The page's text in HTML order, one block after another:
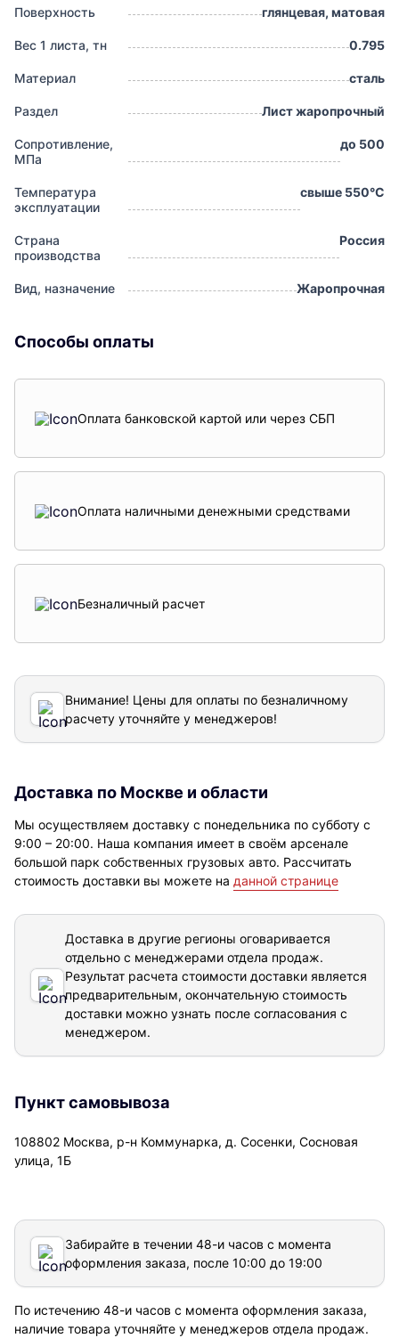
Поверхность глянцевая, матовая
Вес 1 листа, тн 0.795
Материал сталь
Раздел Лист жаропрочный
Сопротивление,
МПа
до 500
Температура
эксплуатации
свыше 550°С
Страна
производства
Россия
Вид, назначение Жаропрочная
Способы оплаты
Оплата банковской картой или через СБП
Оплата наличными денежными средствами
Безналичный расчет
Внимание! Цены для оплаты по безналичному
расчету уточняйте у менеджеров!
Доставка по Москве и области
Мы осуществляем доставку с понедельника по субботу с
9:00 – 20:00. Наша компания имеет в своём арсенале
большой парк собственных грузовых авто. Рассчитать
стоимость доставки вы можете на данной странице
Доставка в другие регионы оговаривается
отдельно с менеджерами отдела продаж.
Результат расчета стоимости доставки является
предварительным, окончательную стоимость
доставки можно узнать после согласования с
менеджером.
Пункт самовывоза
108802 Москва, р-н Коммунарка, д. Сосенки, Сосновая
улица, 1Б
Забирайте в течении 48-и часов с момента
оформления заказа, после 10:00 до 19:00
По истечению 48-и часов с момента оформления заказа,
наличие товара уточняйте у менеджеров отдела продаж.